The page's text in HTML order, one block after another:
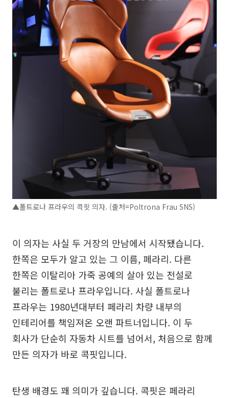
▲폴트로나 프라우의 콕핏 의자. (출처=Poltrona Frau SNS)
이 의자는 사실 두 거장의 만남에서 시작됐습니다.
한쪽은 모두가 알고 있는 그 이름, 페라리. 다른
한쪽은 이탈리아 가죽 공예의 살아 있는 전설로
불리는 폴트로나 프라우입니다. 사실 폴트로나
프라우는 1980년대부터 페라리 차량 내부의
인테리어를 책임져온 오랜 파트너입니다. 이 두
회사가 단순히 자동차 시트를 넘어서, 처음으로 함께
만든 의자가 바로 콕핏입니다.
탄생 배경도 꽤 의미가 깊습니다. 콕핏은 페라리